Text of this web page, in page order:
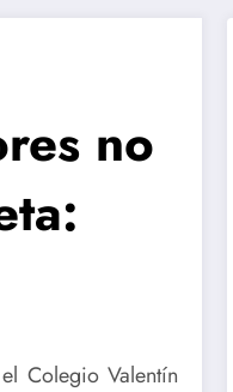
no
Colegio Valentín